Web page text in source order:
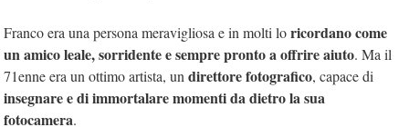
Franco era una persona meravigliosa e in molti loricordano come
un amico leale, sorridente e sempre pronto a offrire aiuto. Ma il
71enne era un ottimo artista, un direttore fotografico, capace di
insegnare e di immortalare momenti da dietro la sua
fotocamera.